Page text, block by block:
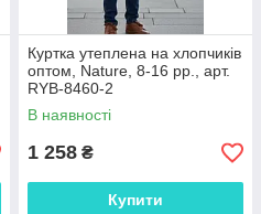
Куртка утеплена на хлопчиків
оптом, Nature, 8-16 рр., арт.
RYB-8460-2
В наявності
1 258 ₴
Купити